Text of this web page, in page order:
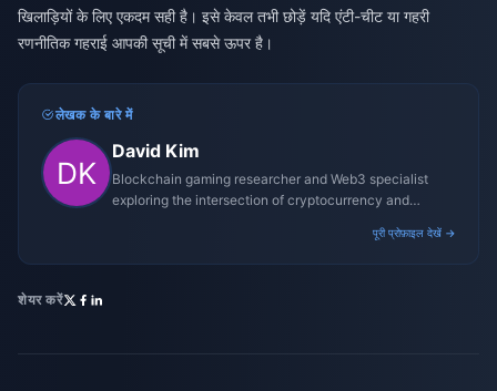
खिलाड़ियों के लिए एकदम सही है। इसे केवल तभी छोड़ें यदि एंटी-चीट या गहरी
रणनीतिक गहराई आपकी सूची में सबसे ऊपर है।
लेखक के बारे में
David Kim
Blockchain gaming researcher and Web3 specialist
exploring the intersection of cryptocurrency and
पूरी प्रोफ़ाइल देखें →
शेयर करें